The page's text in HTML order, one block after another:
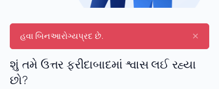
હવા બિનઆરોગ્યપ્રદ છે. ×
શું તમે ઉત્તર ફરીદાબાદમાં શ્વાસ લઈ રહ્યા
છો?